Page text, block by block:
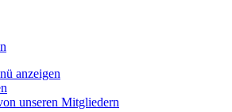
anzeigen
unseren Mitgliedern